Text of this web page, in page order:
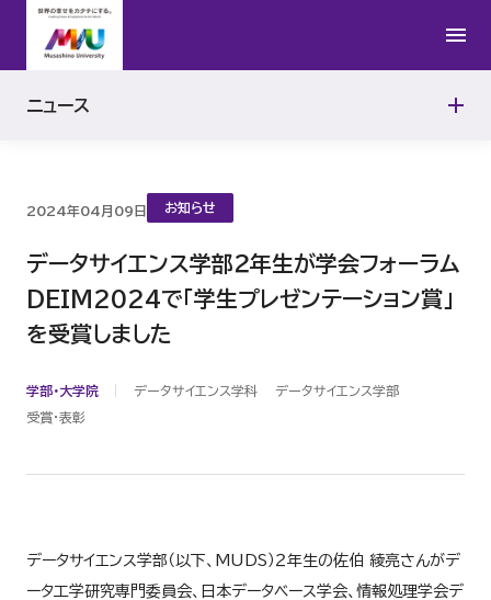
2024年04月09日 お知らせ
データサイエンス学部２年生が学会フォーラム
DEIM2024で「学生プレゼンテーション賞」
を受賞しました
学部・大学院 データサイエンス学科
データサイエンス学部
受賞・表彰
データサイエンス学部（以下、MUDS）２年生の佐伯 綾亮さんがデ
ータ工学研究専門委員会、日本データベース学会、情報処理学会デ
ニュース
2016年
2015年